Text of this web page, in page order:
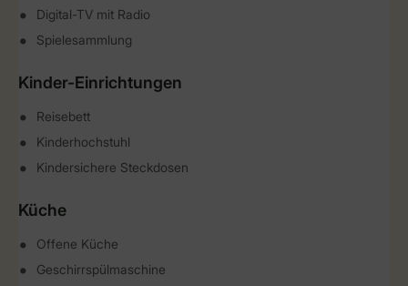
Digital-TV mit Radio
Spielesammlung
Kinder-Einrichtungen
Reisebett
Kinderhochstuhl
Kindersichere Steckdosen
Küche
Offene Küche
Geschirrspülmaschine